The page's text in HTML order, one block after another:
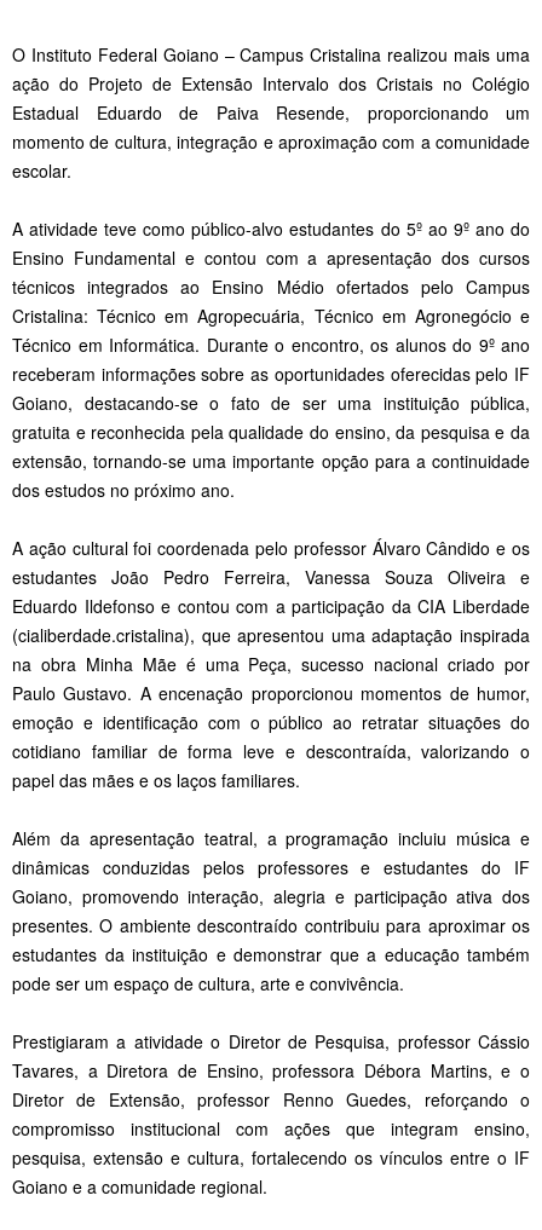
O Instituto Federal Goiano – Campus Cristalina realizou mais uma
ação do Projeto de Extensão Intervalo dos Cristais no Colégio
Estadual Eduardo de Paiva Resende, proporcionando um
momento de cultura, integração e aproximação com a comunidade
escolar.
A atividade teve como público-alvo estudantes do 5º ao 9º ano do
Ensino Fundamental e contou com a apresentação dos cursos
técnicos integrados ao Ensino Médio ofertados pelo Campus
Cristalina: Técnico em Agropecuária, Técnico em Agronegócio e
Técnico em Informática. Durante o encontro, os alunos do 9º ano
receberam informações sobre as oportunidades oferecidas pelo IF
Goiano, destacando-se o fato de ser uma instituição pública,
gratuita e reconhecida pela qualidade do ensino, da pesquisa e da
extensão, tornando-se uma importante opção para a continuidade
dos estudos no próximo ano.
A ação cultural foi coordenada pelo professor Álvaro Cândido e os
estudantes João Pedro Ferreira, Vanessa Souza Oliveira e
Eduardo Ildefonso e contou com a participação da CIA Liberdade
(cialiberdade.cristalina), que apresentou uma adaptação inspirada
na obra Minha Mãe é uma Peça, sucesso nacional criado por
Paulo Gustavo. A encenação proporcionou momentos de humor,
emoção e identificação com o público ao retratar situações do
cotidiano familiar de forma leve e descontraída, valorizando o
papel das mães e os laços familiares.
Além da apresentação teatral, a programação incluiu música e
dinâmicas conduzidas pelos professores e estudantes do IF
Goiano, promovendo interação, alegria e participação ativa dos
presentes. O ambiente descontraído contribuiu para aproximar os
estudantes da instituição e demonstrar que a educação também
pode ser um espaço de cultura, arte e convivência.
Prestigiaram a atividade o Diretor de Pesquisa, professor Cássio
Tavares, a Diretora de Ensino, professora Débora Martins, e o
Diretor de Extensão, professor Renno Guedes, reforçando o
compromisso institucional com ações que integram ensino,
pesquisa, extensão e cultura, fortalecendo os vínculos entre o IF
Goiano e a comunidade regional.